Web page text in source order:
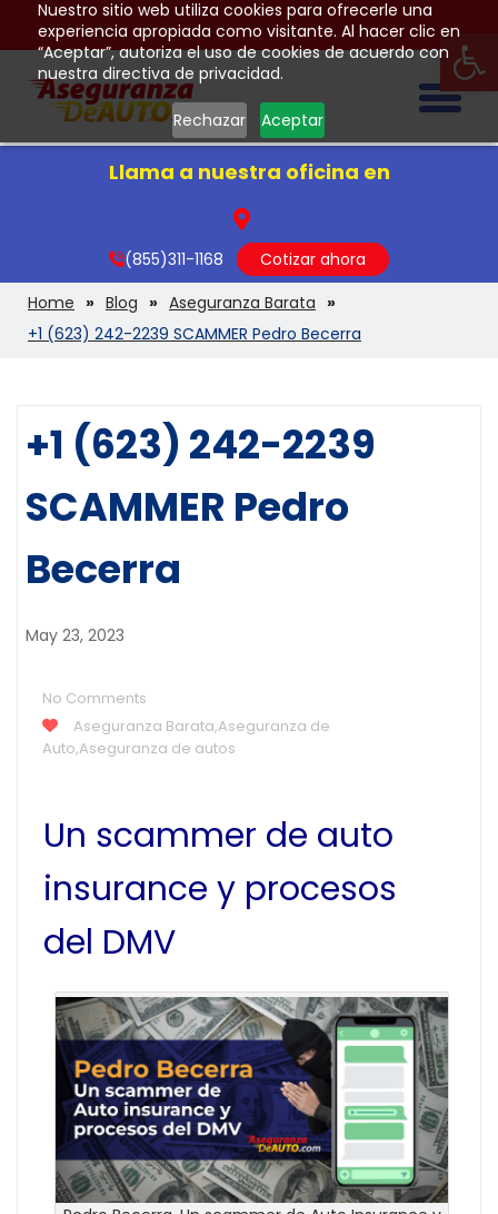
Nuestro sitio web utiliza cookies para ofrecerle una
experiencia apropiada como visitante. Al hacer clic en
“Aceptar”, autoriza el uso de cookies de acuerdo con
nuestra directiva de privacidad.
Rechazar Aceptar
Llama a nuestra oficina en
(855)311-1168
Cotizar ahora
Home
Blog
Aseguranza Barata
+1 (623) 242-2239 SCAMMER Pedro Becerra
+1 (623) 242-2239
SCAMMER Pedro
Becerra
May 23, 2023
No Comments
Aseguranza Barata,Aseguranza de
Auto,Aseguranza de autos
Un scammer de auto
insurance y procesos
del DMV